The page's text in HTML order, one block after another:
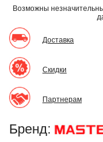
Возможны
Доставка
Скидки
Партнерам
Бренд: